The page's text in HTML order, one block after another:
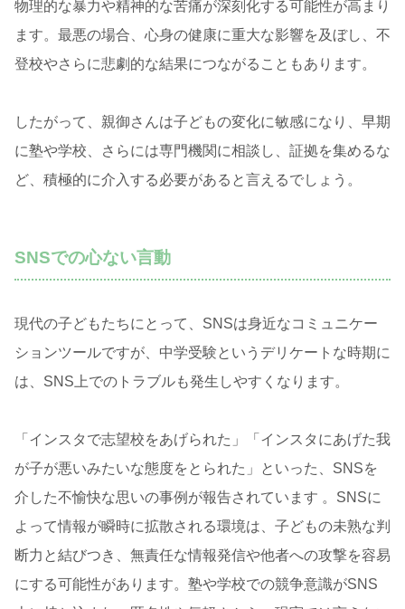
物理的な暴力や精神的な苦痛が深刻化する可能性が高まり
ます。最悪の場合、心身の健康に重大な影響を及ぼし、不
登校やさらに悲劇的な結果につながることもあります。
したがって、親御さんは子どもの変化に敏感になり、早期
に塾や学校、さらには専門機関に相談し、証拠を集めるな
ど、積極的に介入する必要があると言えるでしょう。
SNSでの心ない言動
現代の子どもたちにとって、SNSは身近なコミュニケー
ションツールですが、中学受験というデリケートな時期に
は、SNS上でのトラブルも発生しやすくなります。
「インスタで志望校をあげられた」「インスタにあげた我
が子が悪いみたいな態度をとられた」といった、SNSを
介した不愉快な思いの事例が報告されています 。SNSに
よって情報が瞬時に拡散される環境は、子どもの未熟な判
断力と結びつき、無責任な情報発信や他者への攻撃を容易
にする可能性があります。塾や学校での競争意識がSNS